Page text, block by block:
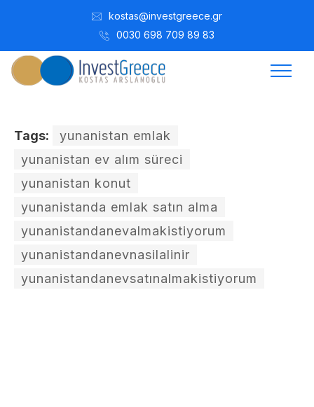
kostas@investgreece.gr
0030 698 709 89 83
Tags:
yunanistan emlak
yunanistan ev alım süreci
yunanistan konut
yunanistanda emlak satın alma
yunanistandanevalmakistiyorum
yunanistandanevnasilalinir
yunanistandanevsatınalmakistiyorum